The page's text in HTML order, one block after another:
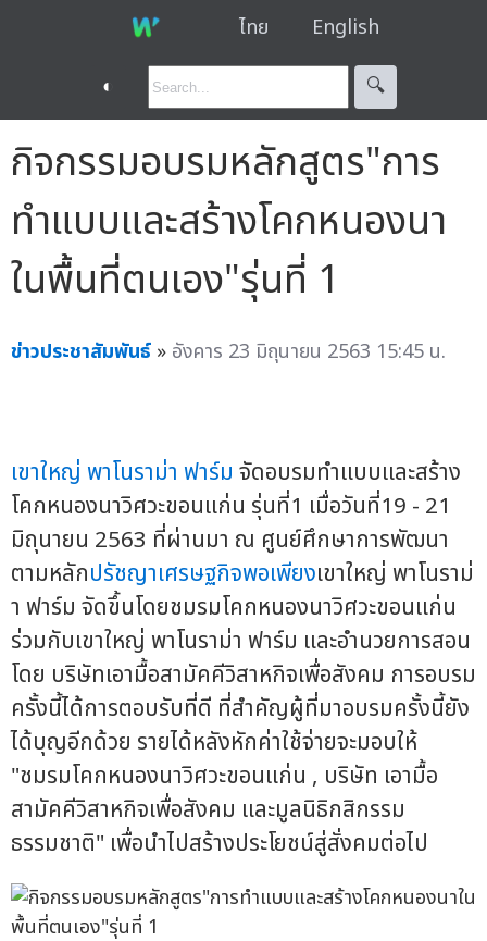
ไทย English
◐ 🔍︎
กิจกรรมอบรมหลักสูตร"การ
ทำแบบและสร้างโคกหนองนา
ในพื้นที่ตนเอง"รุ่นที่ 1
ข่าวประชาสัมพันธ์ » อังคาร 23 มิถุนายน 2563 15:45 น.
เขาใหญ่ พาโนราม่า ฟาร์ม จัดอบรมทำแบบและสร้าง
โคกหนองนาวิศวะขอนแก่น รุ่นที่1 เมื่อวันที่19 - 21
มิถุนายน 2563 ที่ผ่านมา ณ ศูนย์ศึกษาการพัฒนา
ตามหลักปรัชญาเศรษฐกิจพอเพียงเขาใหญ่ พาโนราม่
า ฟาร์ม จัดขึ้นโดยชมรมโคกหนองนาวิศวะขอนแก่น
ร่วมกับเขาใหญ่ พาโนราม่า ฟาร์ม และอำนวยการสอน
โดย บริษัทเอามื้อสามัคคีวิสาหกิจเพื่อสังคม การอบรม
ครั้งนี้ได้การตอบรับที่ดี ที่สำคัญผู้ที่มาอบรมครั้งนี้ยัง
ได้บุญอีกด้วย รายได้หลังหักค่าใช้จ่ายจะมอบให้
"ชมรมโคกหนองนาวิศวะขอนแก่น , บริษัท เอามื้อ
สามัคคีวิสาหกิจเพื่อสังคม และมูลนิธิกสิกรรม
ธรรมชาติ" เพื่อนำไปสร้างประโยชน์สู่สั่งคมต่อไป